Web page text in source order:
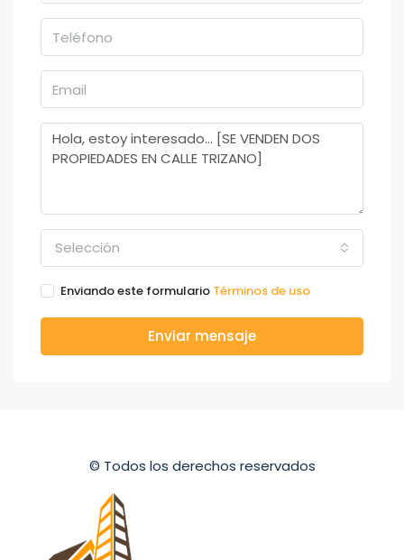
Selección
Enviando este formulario Términos de uso
Enviar mensaje
© Todos los derechos reservados